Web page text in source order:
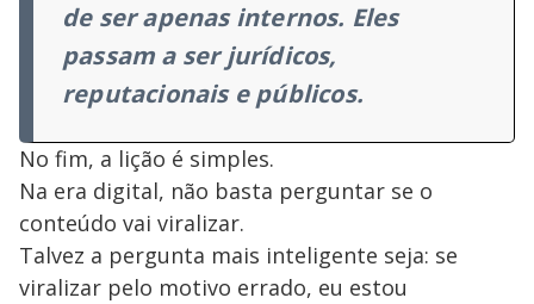
de ser apenas internos. Eles
passam a ser jurídicos,
reputacionais e públicos.
No fim, a lição é simples.
Na era digital, não basta perguntar se o
conteúdo vai viralizar.
Talvez a pergunta mais inteligente seja: se
viralizar pelo motivo errado, eu estou